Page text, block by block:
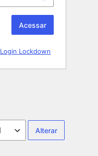
Login Lockdown